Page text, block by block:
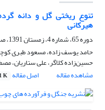
تنوع ریختی گل و دانه
هیرکانی
دوره 65، شماره 4، زمستان 1391، صفحه
حامد یوسف زاده، مسعود طبری
حسین‌زاده کلاگر، علی ستاریان،
مشاهده مقاله
اصل مقاله K